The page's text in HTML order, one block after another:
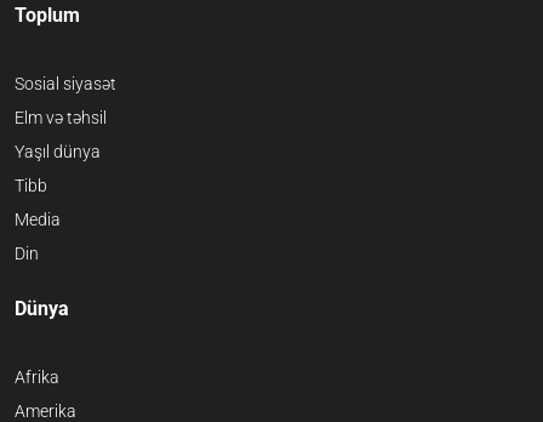
Toplum
Sosial siyasət
Elm və təhsil
Yaşıl dünya
Tibb
Media
Din
Dünya
Afrika
Amerika